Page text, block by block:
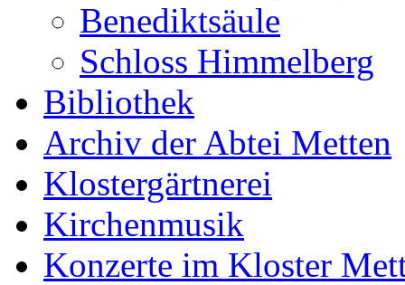
Benediktsäule
Schloss Himmelberg
Bibliothek
Archiv der Abtei Metten
Klostergärtnerei
Kirchenmusik
Konzerte im Kloster